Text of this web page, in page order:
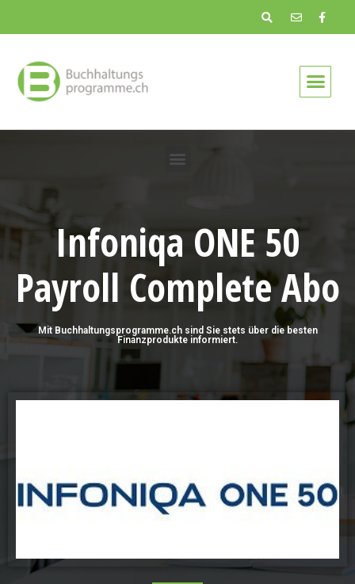
Infoniqa ONE 50
Payroll Complete Abo
Mit Buchhaltungsprogramme.ch sind Sie stets über die besten
Finanzprodukte informiert.